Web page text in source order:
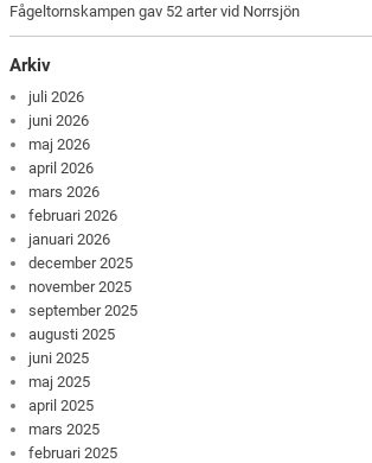
Fågeltornskampen gav 52 arter vid Norrsjön
Arkiv
juli 2026
juni 2026
maj 2026
april 2026
mars 2026
februari 2026
januari 2026
december 2025
november 2025
september 2025
augusti 2025
juni 2025
maj 2025
april 2025
mars 2025
februari 2025